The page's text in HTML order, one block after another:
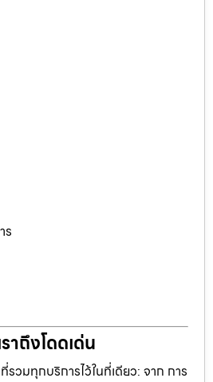
ร
าถึงโดดเด่น
วมทุกบริการไว้ในที่เดียว: จาก การ